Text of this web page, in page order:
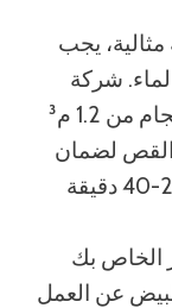
مثالية، يجب
شركة
(متوفر بأحجام من 1.2 م³
القص لضمان
توزيع الألياف بشكل موحد في 20-40 دقيقة
الخاص بك
عن العمل